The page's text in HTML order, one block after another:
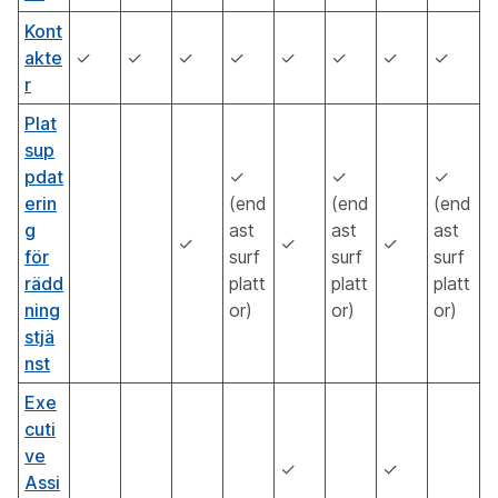
Kont
akte
r
✓ ✓ ✓ ✓ ✓ ✓ ✓ ✓
Plat
sup
pdat
erin
g
för
rädd
ning
stjä
nst
✓
✓
(end
ast
surf
platt
or)
✓
✓
(end
ast
surf
platt
or)
✓
✓
(end
ast
surf
platt
or)
Exe
cuti
ve
Assi
✓ ✓